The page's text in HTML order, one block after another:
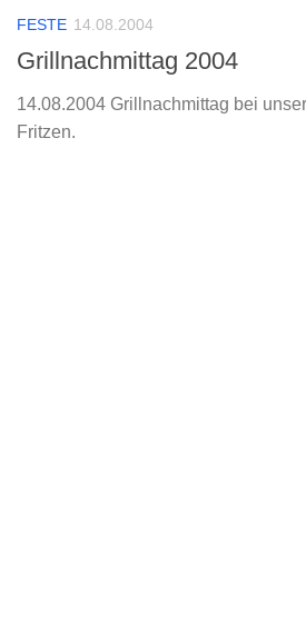
FESTE 14.08.2004
Grillnachmittag 2004
14.08.2004 Grillnachmittag bei
Fritzen.